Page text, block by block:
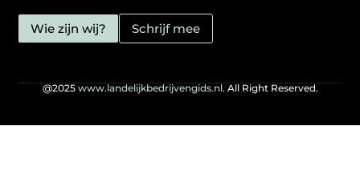
Wie zijn wij? Schrijf mee
@2025www.landelijkbedrijvengids.nl.All Right Reserved.